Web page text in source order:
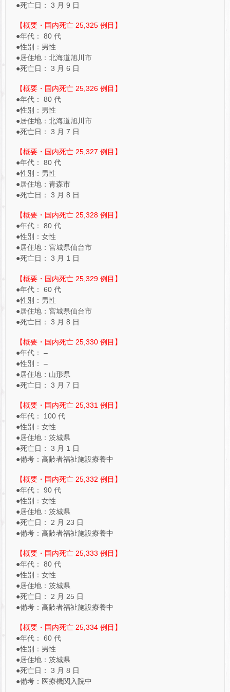
●死亡日： 3 月 9 日
【概要・国内死亡 25,325 例目】
●年代： 80 代
●性別：男性
●居住地：北海道旭川市
●死亡日： 3 月 6 日
【概要・国内死亡 25,326 例目】
●年代： 80 代
●性別：男性
●居住地：北海道旭川市
●死亡日： 3 月 7 日
【概要・国内死亡 25,327 例目】
●年代： 80 代
●性別：男性
●居住地：青森市
●死亡日： 3 月 8 日
【概要・国内死亡 25,328 例目】
●年代： 80 代
●性別：女性
●居住地：宮城県仙台市
●死亡日： 3 月 1 日
【概要・国内死亡 25,329 例目】
●年代： 60 代
●性別：男性
●居住地：宮城県仙台市
●死亡日： 3 月 8 日
【概要・国内死亡 25,330 例目】
●年代： –
●性別： –
●居住地：山形県
●死亡日： 3 月 7 日
【概要・国内死亡 25,331 例目】
●年代： 100 代
●性別：女性
●居住地：茨城県
●死亡日： 3 月 1 日
●備考：高齢者福祉施設療養中
【概要・国内死亡 25,332 例目】
●年代： 90 代
●性別：女性
●居住地：茨城県
●死亡日： 2 月 23 日
●備考：高齢者福祉施設療養中
【概要・国内死亡 25,333 例目】
●年代： 80 代
●性別：女性
●居住地：茨城県
●死亡日： 2 月 25 日
●備考：高齢者福祉施設療養中
【概要・国内死亡 25,334 例目】
●年代： 60 代
●性別：男性
●居住地：茨城県
●死亡日： 3 月 8 日
●備考：医療機関入院中